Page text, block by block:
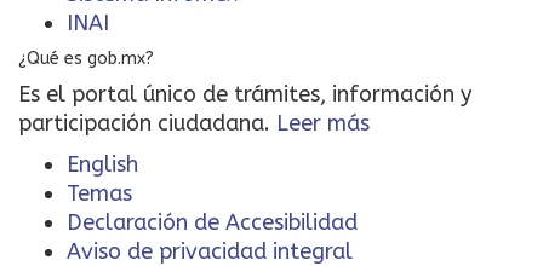
INAI
¿Qué es gob.mx?
Es el portal único de trámites, información y
participación ciudadana. Leer más
English
Temas
Declaración de Accesibilidad
Aviso de privacidad integral